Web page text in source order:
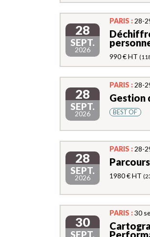
28
SEPT.
2026
PARIS : 28-
990 € HT
28
SEPT.
2026
PARIS : 28-
Gestion
BEST OF
28
SEPT.
2026
PARIS : 28-
1980 € HT
30
SEPT.
PARIS :30